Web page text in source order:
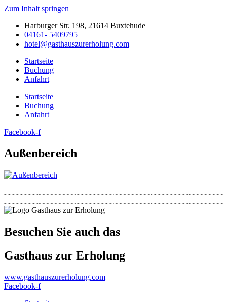
Zum Inhalt springen
Harburger Str. 198, 21614 Buxtehude
04161- 5409795
hotel@gasthauszurerholung.com
Startseite
Buchung
Anfahrt
Startseite
Buchung
Anfahrt
Facebook-f
Außenbereich
Besuchen Sie auch das
Gasthaus zur Erholung
www.gasthauszurerholung.com
Facebook-f